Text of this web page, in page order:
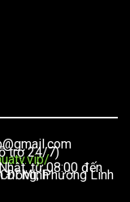
trợ 24/7)
TP. Hồ Chí Minh